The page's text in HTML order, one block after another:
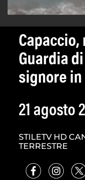
Guardia
signore
21 agosto
STILETV HD
TERRESTRE